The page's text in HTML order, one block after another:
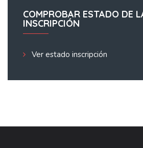
COMPROBAR ESTADO DE
INSCRIPCIÓN
Ver estado inscripción